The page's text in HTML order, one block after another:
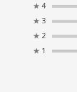
★ 4
★ 3
★ 2
★ 1